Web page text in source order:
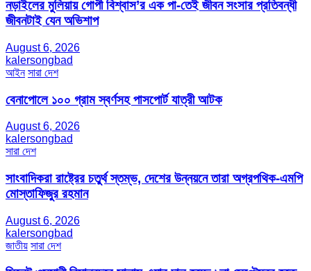
নড়াইলের মুলিয়ায় গোপী বিশ্বাস’র এক পা-তেই জীবন সংসার প্রতিবন্ধী
জীবনটাই যেন অভিশাপ
August 6, 2026
kalersongbad
আইন সারা দেশ
বেনাপোলে ১০০ গ্রাম স্বর্ণসহ পাসপোর্ট যাত্রী আটক
August 6, 2026
kalersongbad
সারা দেশ
সাংবাদিকরা রাষ্ট্রের চতুর্থ স্তম্ভ, দেশের উন্নয়নে তারা অগ্রপথিক-এমপি
মোস্তাফিজুর রহমান
August 6, 2026
kalersongbad
জাতীয় সারা দেশ